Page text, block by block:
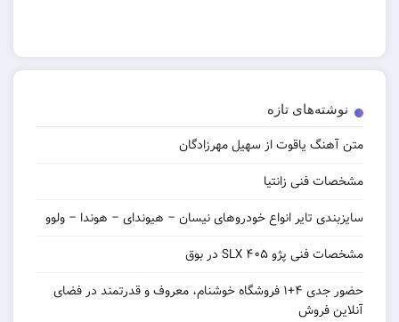
نوشته‌های تازه
متن آهنگ یاقوت از سهیل مهرزادگان
مشخصات فنی زانتیا
سایزبندی تایر انواع خودروهای نیسان – هیوندای – هوندا – ولوو
مشخصات فنی پژو ۴۰۵ SLX در بوق
حضور جدی ۴+۱ فروشگاه خوشنام، معروف و قدرتمند در فضای
آنلاین فروش